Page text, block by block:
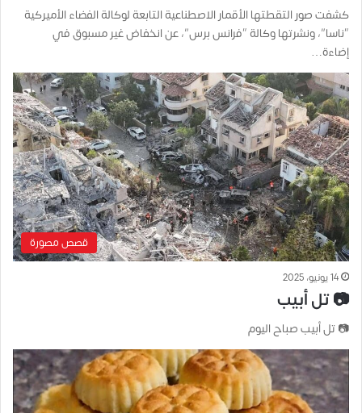
كشفت صور التقطتها الأقمار الاصطناعية التابعة لوكالة الفضاء الأميركية
“ناسا”، ونشرتها وكالة “فرانس برس”، عن انخفاض غير مسبوق في
إضاءة…
قصص مصورة
14 يونيو، 2025
📷 تل أبيب
📷 تل أبيب صباح اليوم